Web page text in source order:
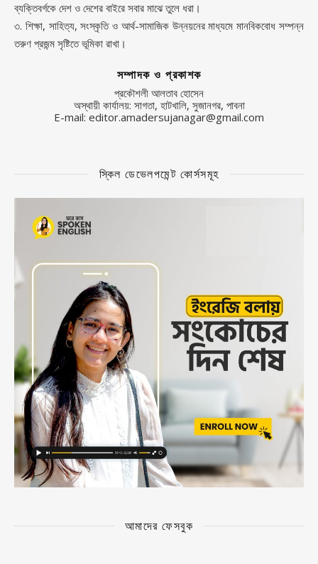
ব্যক্তিবর্গকে দেশ ও দেশের বাইরে সবার মাঝে তুলে ধরা।
৩. শিক্ষা, সাহিত্য, সংস্কৃতি ও আর্থ-সামাজিক উন্নয়নের মাধ্যমে মানবিকবোধ সম্পন্ন
তরুণ প্রজন্ম সৃষ্টিতে ভূমিকা রাখা।
সম্পাদক ও প্রকাশক
প্রকৌশলী আলতাব হোসেন
অস্থায়ী কার্যালয়: সাগতা, হাটখালি, সুজানগর, পাবনা
E-mail: editor.amadersujanagar@gmail.com
স্কিল ডেভেলপমেন্ট কোর্সসমূহ
আমাদের ফেসবুক